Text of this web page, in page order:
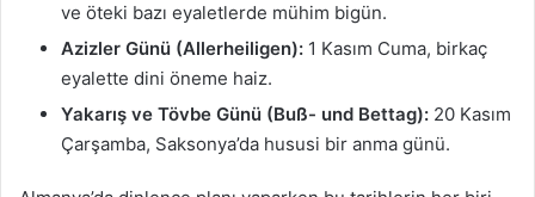
ve öteki bazı eyaletlerde mühim bigün.
Azizler Günü (Allerheiligen): 1 Kasım Cuma, birkaç
eyalette dini öneme haiz.
Yakarış ve Tövbe Günü (Buß- und Bettag): 20 Kasım
Çarşamba, Saksonya’da hususi bir anma günü.